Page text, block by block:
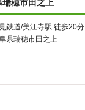
瑞穂市田之上
鉄道/美江寺駅 徒歩20分
県瑞穂市田之上